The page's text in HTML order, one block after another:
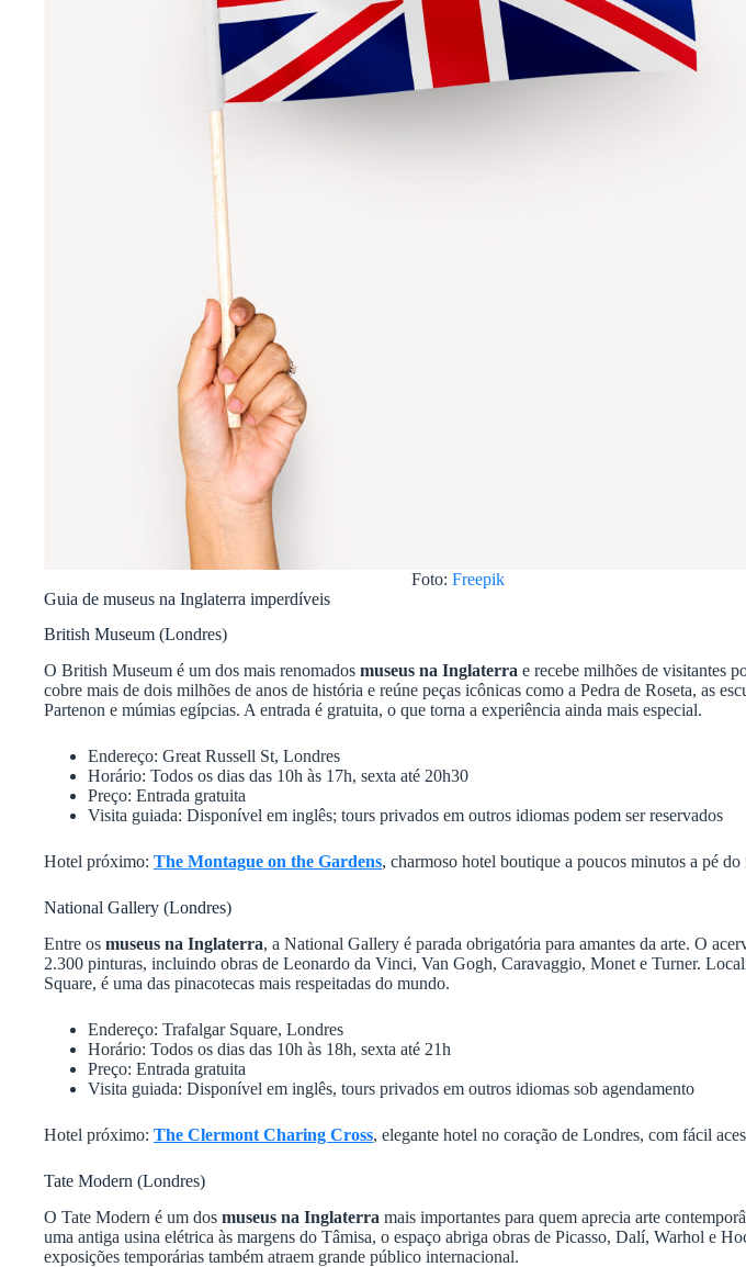
Foto: Freepik
Guia de museus na Inglaterra imperdíveis
British Museum (Londres)
O British Museum é um dos mais renomados museus na Inglaterra e recebe milhões de visitantes
cobre mais de dois milhões de anos de história e reúne peças icônicas como a Pedra de Roseta, as
Partenon e múmias egípcias. A entrada é gratuita, o que torna a experiência ainda mais especial.
Endereço: Great Russell St, Londres
Horário: Todos os dias das 10h às 17h, sexta até 20h30
Preço: Entrada gratuita
Visita guiada: Disponível em inglês; tours privados em outros idiomas podem ser reservados
Hotel próximo: The Montague on the Gardens, charmoso hotel boutique a poucos minutos a pé do
National Gallery (Londres)
Entre os museus na Inglaterra, a National Gallery é parada obrigatória para amantes da arte. O
2.300 pinturas, incluindo obras de Leonardo da Vinci, Van Gogh, Caravaggio, Monet e Turner.
Square, é uma das pinacotecas mais respeitadas do mundo.
Endereço: Trafalgar Square, Londres
Horário: Todos os dias das 10h às 18h, sexta até 21h
Preço: Entrada gratuita
Visita guiada: Disponível em inglês, tours privados em outros idiomas sob agendamento
Hotel próximo: The Clermont Charing Cross, elegante hotel no coração de Londres, com fácil
Tate Modern (Londres)
O Tate Modern é um dos museus na Inglaterra mais importantes para quem aprecia arte
uma antiga usina elétrica às margens do Tâmisa, o espaço abriga obras de Picasso, Dalí, Warhol e
exposições temporárias também atraem grande público internacional.